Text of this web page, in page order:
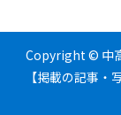
Copyright © 中
【掲載の記事・